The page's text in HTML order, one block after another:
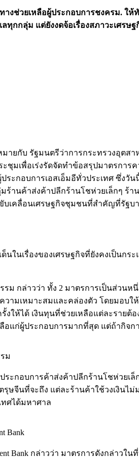
างช่วยเหลือผู้ประกอบการชงครม.
กกลุ่ม แต่ยังงดจ้อเรื่องสภาวะเศรษฐ
ายกับ รัฐมนตรีว่าการกระทรวงอุต
ระชุมเพื่อเร่งรัดจัดทำข้อสรุปมาตร
กอบการเอสเอ็มอีทั่วประเทศ ซึ่งวั
ร้านค้าส่งค้าปลีกร้านโชห่วยเล็กๆ
เคลื่อนเศรษฐกิจชุมชนที่สำคัญที่รัฐบ
ในเรื่องของเศรษฐกิจที่ยังคงเป็น
กล่าวว่า ทั้ง 2 มาตรการเป็นส่วนห
ามเหมาะสมและคล่องตัว โดยมอบ
ให้ได้ เงินทุนที่ช่วยเหลือแต่ละราย
อแก่ผู้ประกอบการมากที่สุด แต่ถ้ากิจ
ม
ระกอบการค้าส่งค้าปลีกร้านโชห่ว
จีนที่จะถึง แต่ละร้านค้าใช้วงเงินไม่
ทศได้มหาศาล
Bank
Bank กล่าวว่า มาตรการดังกล่า